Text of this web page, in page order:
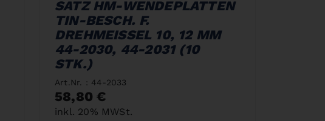
SATZ HM-WENDEPLATTEN
TIN-BESCH. F.
DREHMEISSEL 10, 12 MM
44-2030, 44-2031 (10
STK.)
Art.Nr. : 44-2033
58,80 €
inkl. 20% MWSt.